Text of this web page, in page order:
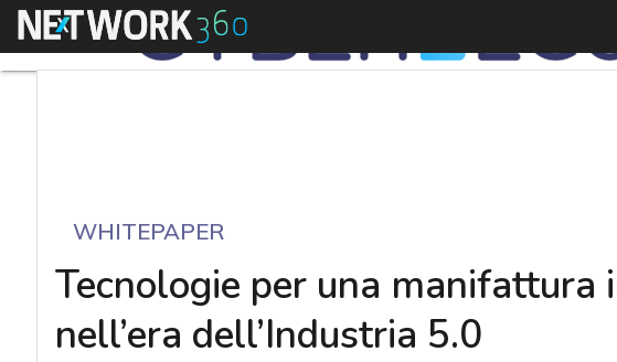
Menu
WHITEPAPER
Tecnologie per una
nell’era dell’Industria 5.0